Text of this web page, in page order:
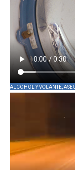
ALCOHOL Y VOLANTE,